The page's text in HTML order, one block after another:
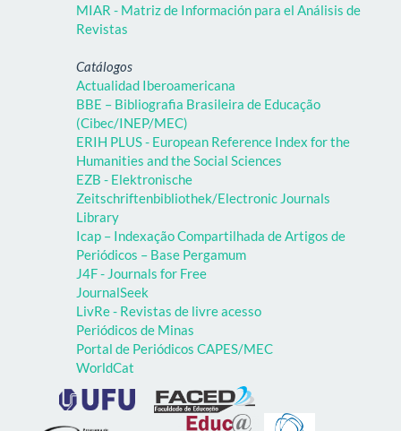
MIAR - Matriz de Información para el Análisis de
Revistas
Catálogos
Actualidad Iberoamericana
BBE – Bibliografia Brasileira de Educação
(Cibec/INEP/MEC)
ERIH PLUS - European Reference Index for the
Humanities and the Social Sciences
EZB - Elektronische
Zeitschriftenbibliothek/Electronic Journals
Library
Icap – Indexação Compartilhada de Artigos de
Periódicos – Base Pergamum
J4F - Journals for Free
JournalSeek
LivRe - Revistas de livre acesso
Periódicos de Minas
Portal de Periódicos CAPES/MEC
WorldCat